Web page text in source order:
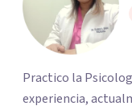
Practico la
experiencia,